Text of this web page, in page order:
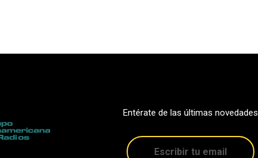
Entérate de las últimas novedades